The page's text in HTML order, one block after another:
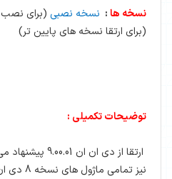
نسخه ها: نسخه نصبی (برای نصب
(برای ارتقا نسخه های پایین تر)
توضیحات تکمیلی :
ارتقا از دی ان